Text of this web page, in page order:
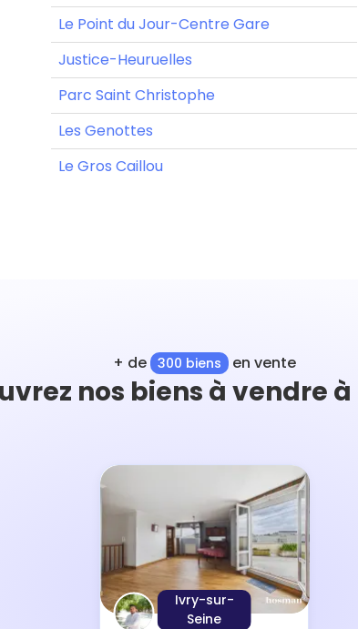
Le Point du Jour-Centre Gare
Justice-Heuruelles
Parc Saint Christophe
Les Genottes
Le Gros Caillou
+ de 300 biens en vente
nos biens à vendre à
Ivry-sur-
Seine